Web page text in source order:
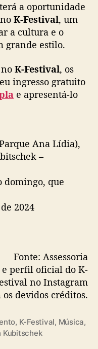
a oportunidade
K-Festival, um
a cultura e o
grande estilo.
K-Festival, os
ingresso gratuito
e apresentá-lo
Ana Lídia),
–
domingo, que
2024
Fonte: Assessoria
e perfil oficial do K-
no Instagram
devidos créditos.
, K-Festival, Música,
Kubitschek